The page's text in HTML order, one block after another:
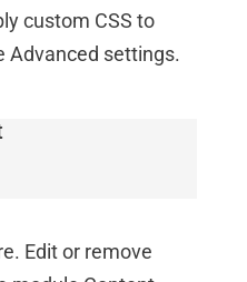
custom CSS to
Advanced settings.
Edit or remove